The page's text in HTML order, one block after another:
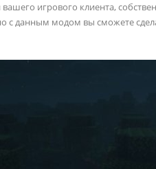
игрового клиента,
с данным модом вы сможете